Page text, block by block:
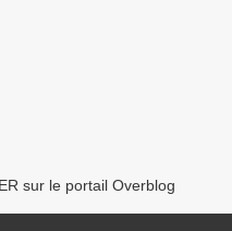
sur le portail Overblog